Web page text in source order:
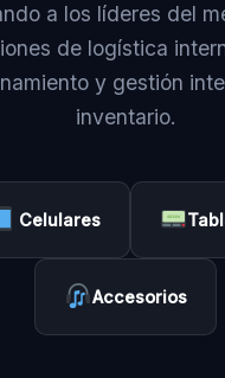
a los líderes del
de logística
y gestión
inventario.
Celulares
Accesorios